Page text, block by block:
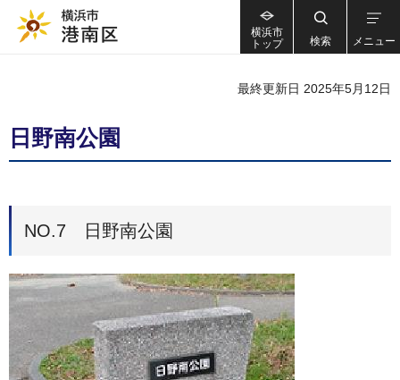
横浜市
トップ
検索 メニュー
最終更新日 2025年5月12日
日野南公園
NO.7 日野南公園